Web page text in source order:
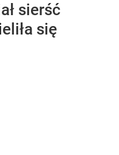
sierść
się